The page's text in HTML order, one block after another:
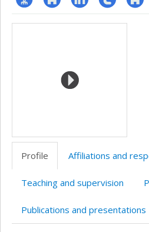
Page Site
recherche
LinkedInCompteAutre
Media
Profile Affiliations and
Teaching and supervision
Publications and presentations